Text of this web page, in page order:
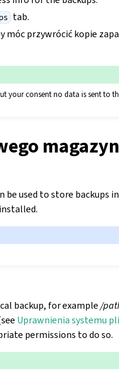
tab.
móc przywrócić kopie
your consent no data is sent to
be used to store backups
installed.
backup, for example/
Uprawnienia systemu
permissions to do so.